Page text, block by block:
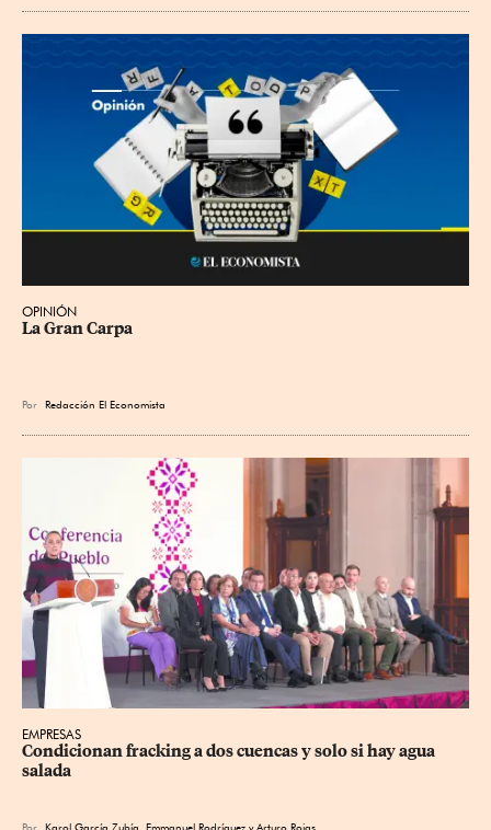
OPINIÓN
La Gran Carpa
Por Redacción El Economista
EMPRESAS
Condicionan fracking a dos cuencas y solo si hay agua
salada
Por Karol García Zubía, Emmanuel Rodríguez yArturo Rojas